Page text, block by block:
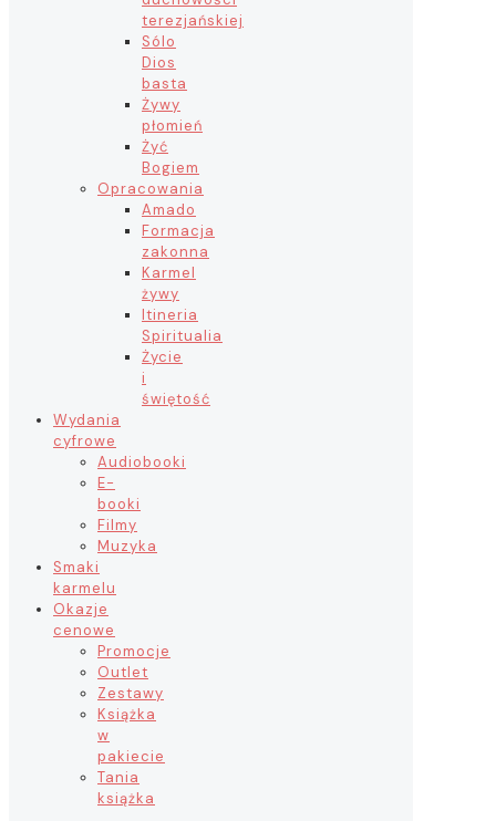
terezjańskiej
Sólo
Dios
basta
Żywy
płomień
Żyć
Bogiem
Opracowania
Amado
Formacja
zakonna
Karmel
żywy
Itineria
Spiritualia
Życie
i
świętość
Wydania
cyfrowe
Audiobooki
E-
booki
Filmy
Muzyka
Smaki
karmelu
Okazje
cenowe
Promocje
Outlet
Zestawy
Książka
w
pakiecie
Tania
książka